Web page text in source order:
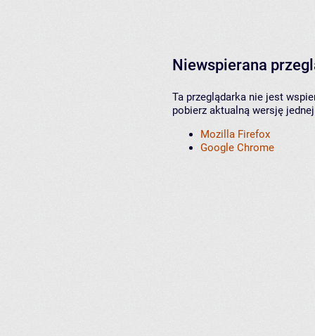
Niewspierana
Ta przeglądarka nie jest
pobierz aktualną wersję
Mozilla Firefox
Google Chrome